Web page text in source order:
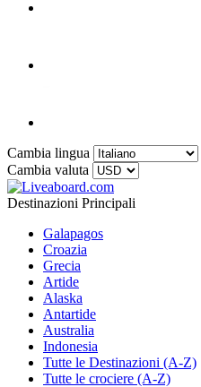
Cambia lingua
Cambia valuta
Destinazioni Principali
Galapagos
Croazia
Grecia
Artide
Alaska
Antartide
Australia
Indonesia
Tutte le Destinazioni (A-Z)
Tutte le crociere (A-Z)